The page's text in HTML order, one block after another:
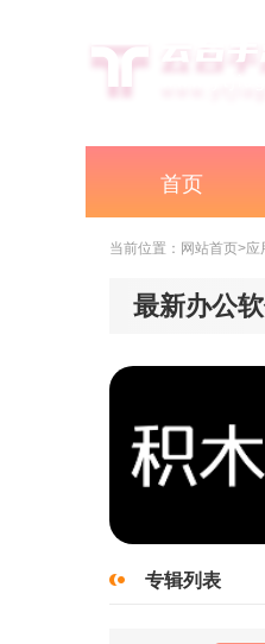
首页
当前位置： 网站首页>应
最新办公
专辑列表